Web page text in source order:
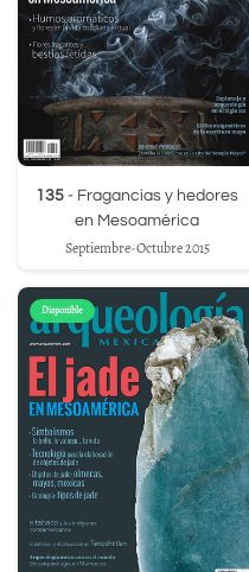
135 - Fragancias y hedores
en Mesoamérica
Septiembre-Octubre 2015
Disponible